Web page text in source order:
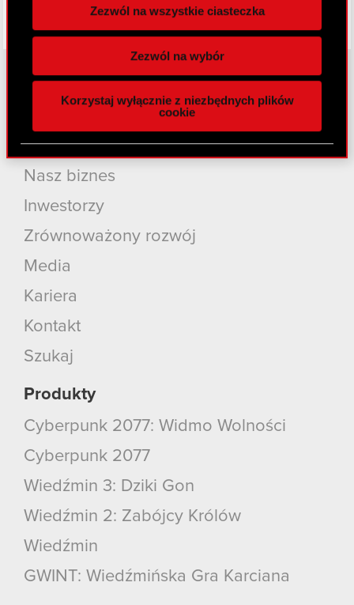
Wykorzystujemy pliki cookie do
funkcje społecznościowe i analizować ruch w
naszej witrynie. Informacje o tym, jak korzystasz
z naszej witryny, udostępniamy partnerom
Partnerzy mogą połączyć te informacje z innymi
danymi otrzymanymi od Ciebie lub uzyskanymi
podczas korzystania z ich usług. Kontynuując
korzystanie z naszej witryny, zgadasz się na
używanie plików cookie.
Zezwól na wszystkie ciasteczka
Zezwól na wybór
Korzystaj wyłącznie z niezbędnych plików
cookie
Grupa Kapitałowa
Nasz biznes
Inwestorzy
Zrównoważony rozwój
Media
Kariera
Kontakt
Szukaj
Produkty
Cyberpunk 2077: Widmo Wolności
Cyberpunk 2077
Wiedźmin 3: Dziki Gon
Wiedźmin 2: Zabójcy Królów
Wiedźmin
GWINT: Wiedźmińska Gra Karciana